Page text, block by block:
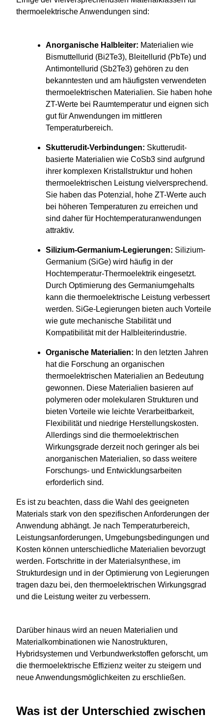
thermoelektrische Anwendungen sind:
Anorganische Halbleiter: Materialien wie
Bismuttellurid (Bi2Te3), Bleitellurid (PbTe) und
Antimontellurid (Sb2Te3) gehören zu den
bekanntesten und am häufigsten verwendeten
thermoelektrischen Materialien. Sie haben hohe
ZT-Werte bei Raumtemperatur und eignen sich
gut für Anwendungen im mittleren
Temperaturbereich.
Skutterudit-Verbindungen: Skutterudit-
basierte Materialien wie CoSb3 sind aufgrund
ihrer komplexen Kristallstruktur und hohen
thermoelektrischen Leistung vielversprechend.
Sie haben das Potenzial, hohe ZT-Werte auch
bei höheren Temperaturen zu erreichen und
sind daher für Hochtemperaturanwendungen
attraktiv.
Silizium-Germanium-Legierungen: Silizium-
Germanium (SiGe) wird häufig in der
Hochtemperatur-Thermoelektrik eingesetzt.
Durch Optimierung des Germaniumgehalts
kann die thermoelektrische Leistung verbessert
werden. SiGe-Legierungen bieten auch Vorteile
wie gute mechanische Stabilität und
Kompatibilität mit der Halbleiterindustrie.
Organische Materialien: In den letzten Jahren
hat die Forschung an organischen
thermoelektrischen Materialien an Bedeutung
gewonnen. Diese Materialien basieren auf
polymeren oder molekularen Strukturen und
bieten Vorteile wie leichte Verarbeitbarkeit,
Flexibilität und niedrige Herstellungskosten.
Allerdings sind die thermoelektrischen
Wirkungsgrade derzeit noch geringer als bei
anorganischen Materialien, so dass weitere
Forschungs- und Entwicklungsarbeiten
erforderlich sind.
Es ist zu beachten, dass die Wahl des geeigneten
Materials stark von den spezifischen Anforderungen der
Anwendung abhängt. Je nach Temperaturbereich,
Leistungsanforderungen, Umgebungsbedingungen und
Kosten können unterschiedliche Materialien bevorzugt
werden. Fortschritte in der Materialsynthese, im
Strukturdesign und in der Optimierung von Legierungen
tragen dazu bei, den thermoelektrischen Wirkungsgrad
und die Leistung weiter zu verbessern.
Darüber hinaus wird an neuen Materialien und
Materialkombinationen wie Nanostrukturen,
Hybridsystemen und Verbundwerkstoffen geforscht, um
die thermoelektrische Effizienz weiter zu steigern und
neue Anwendungsmöglichkeiten zu erschließen.
Was ist der Unterschied zwischen